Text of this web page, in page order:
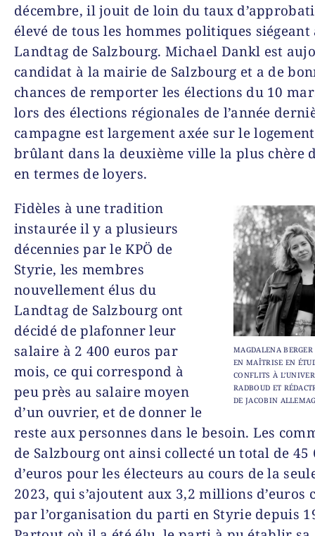
décembre, il jouit de loin du taux
élevé de tous les hommes politiques siégeant
Landtag de Salzbourg. Michael Dankl est
candidat à la mairie de Salzbourg et a de
chances de remporter les élections du 10
lors des élections régionales de l’année
campagne est largement axée sur le
brûlant dans la deuxième ville la plus chère
en termes de loyers.
MAGDALENA
EN MAÎTRISE EN
CONFLITS À
RADBOUD ET
DE JACOBIN
Fidèles à une tradition
instaurée il y a plusieurs
décennies par le KPÖ de
Styrie, les membres
nouvellement élus du
Landtag de Salzbourg ont
décidé de plafonner leur
salaire à 2 400 euros par
mois, ce qui correspond à
peu près au salaire moyen
d’un ouvrier, et de donner le
reste aux personnes dans le besoin. Les
de Salzbourg ont ainsi collecté un total de 45
d’euros pour les électeurs au cours de la
2023, qui s’ajoutent aux 3,2 millions d’euros
par l’organisation du parti en Styrie depuis